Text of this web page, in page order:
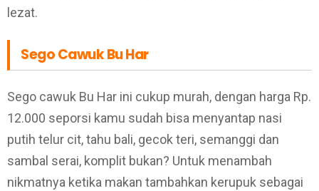
lezat.
Sego Cawuk Bu Har
Sego cawuk Bu Har ini cukup murah, dengan harga Rp.
12.000 seporsi kamu sudah bisa menyantap nasi
putih telur cit, tahu bali, gecok teri, semanggi dan
sambal serai, komplit bukan? Untuk menambah
nikmatnya ketika makan tambahkan kerupuk sebagai